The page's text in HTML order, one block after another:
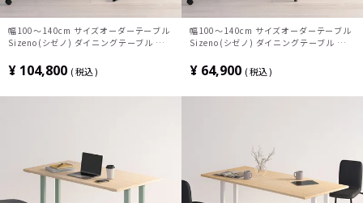
幅100～140cm サイズオーダーテーブル
Sizeno(シゼノ) ダイニングテーブル ブラ
脚 天然木 テーブル 長方形 食卓テーブル
おしゃれ 北欧モダン ダイニング ナチュラ
¥ 104,800 税込
幅100～140cm サイズオーダーテーブル
Sizeno(シゼノ) ダイニングテーブル タモ
ーブル 長方形 食卓テーブル おしゃれ ウ
ッディモダン ダイニング ブラウン
¥ 64,900 税込